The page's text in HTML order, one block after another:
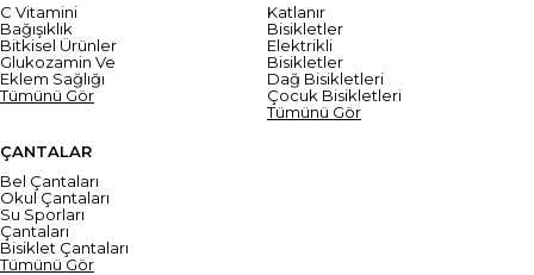
C Vitamini
Bağışıklık
Bitkisel Ürünler
Glukozamin Ve
Eklem Sağlığı
Tümünü Gör
Katlanır
Bisikletler
Elektrikli
Bisikletler
Dağ Bisikletleri
Çocuk Bisikletleri
Tümünü Gör
ÇANTALAR
Bel Çantaları
Okul Çantaları
Su Sporları
Çantaları
Bisiklet Çantaları
Tümünü Gör